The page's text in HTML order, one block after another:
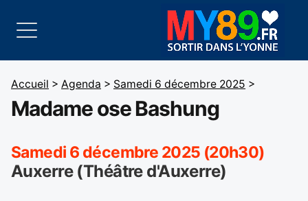
Accueil > Agenda > Samedi 6 décembre 2025 >
Madame ose Bashung
Samedi 6 décembre 2025 (20h30)
Auxerre (Théâtre d'Auxerre)